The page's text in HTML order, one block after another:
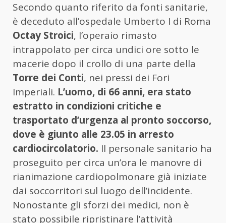
Secondo quanto riferito da fonti sanitarie,
è deceduto all’ospedale Umberto I di Roma
Octay Stroici, l’operaio rimasto
intrappolato per circa undici ore sotto le
macerie dopo il crollo di una parte della
Torre dei Conti, nei pressi dei Fori
Imperiali. L’uomo, di 66 anni, era stato
estratto in condizioni critiche e
trasportato d’urgenza al pronto soccorso,
dove è giunto alle 23.05 in arresto
cardiocircolatorio. Il personale sanitario ha
proseguito per circa un’ora le manovre di
rianimazione cardiopolmonare già iniziate
dai soccorritori sul luogo dell’incidente.
Nonostante gli sforzi dei medici, non è
stato possibile ripristinare l’attività